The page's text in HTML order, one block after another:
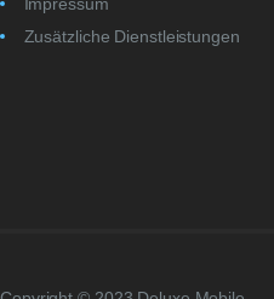
Zusätzliche Dienstleistungen